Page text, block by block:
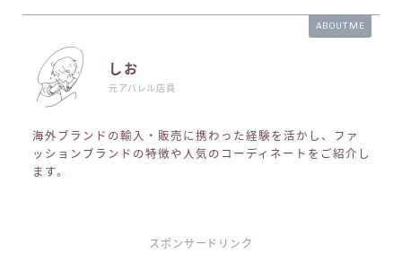
ABOUT ME
しお
元アパレル店員
海外ブランドの輸入・販売に携わった経験を活かし、ファ
ッションブランドの特徴や人気のコーディネートをご紹介し
ます。
スポンサードリンク